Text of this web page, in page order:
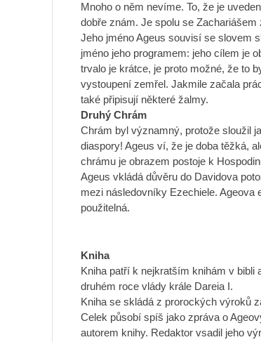
Mnoho o něm nevíme. To, že je
dobře znám. Je spolu se
Jeho jméno Ageus souvisí se slovem
jméno jeho programem: jeho cílem je
trvalo je krátce, je proto možné, že to
vystoupení zemřel. Jakmile začala
také připisují některé žalmy.
Druhý Chrám
Chrám byl významný, protože sloužil
diaspory! Ageus ví, že je doba těžká,
chrámu je obrazem postoje k
Ageus vkládá důvěru do Davidova
mezi následovníky Ezechiele. Ageova
použitelná.
Kniha
Kniha patří k nejkratším knihám v bibli
druhém roce vlády krále Dareia I.
Kniha se skládá z prorockých výroků
Celek působí spíš jako zpráva o
autorem knihy. Redaktor vsadil jeho